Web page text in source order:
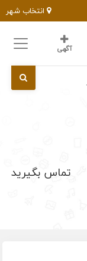
انتخاب شهر
آگهی
تماس بگیرید